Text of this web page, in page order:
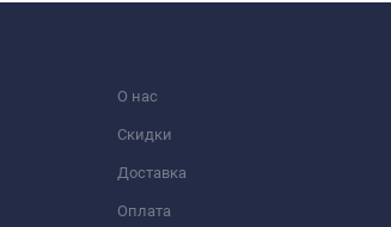
О нас
Скидки
Доставка
Оплата